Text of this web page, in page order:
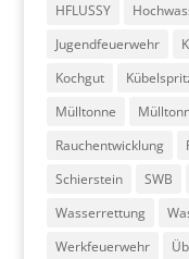
HFLUSSY
Jugendfeuerwehr
Kochgut
Mülltonne
Rauchentwicklung
Schierstein
SWB
Wasserrettung
Werkfeuerwehr